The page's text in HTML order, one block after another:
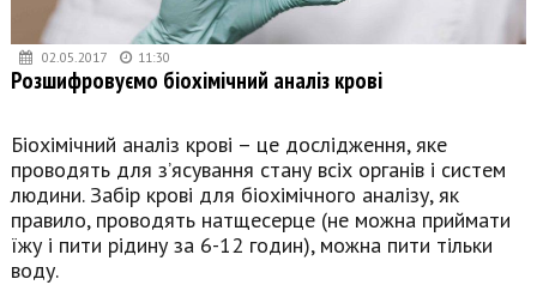
02.05.2017 11:30
Розшифровуємо біохімічний аналіз крові
Біохімічний аналіз крові – це дослідження, яке
проводять для з’ясування стану всіх органів і систем
людини. Забір крові для біохімічного аналізу, як
правило, проводять натщесерце (не можна приймати
їжу і пити рідину за 6-12 годин), можна пити тільки
воду.